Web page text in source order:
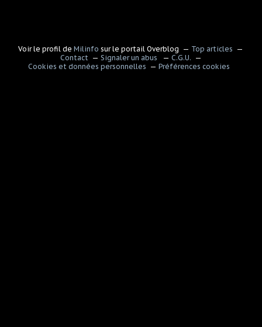
Voir le profil deMilinfo sur le portail Overblog
Top articles
Contact
Signaler un abus
C.G.U.
Cookies et données personnelles
Préférences cookies